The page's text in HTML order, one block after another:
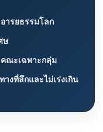
ารยธรรมโลก
ษ
ณะเฉพาะกลุ่ม
งที่ลึกและไม่เร่งเกิน